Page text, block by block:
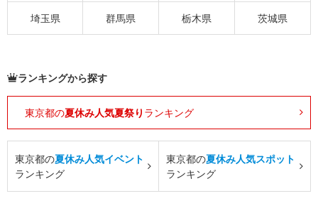
埼玉県 群馬県 栃木県 茨城県
ランキングから探す
東京都の夏休み人気夏祭り ランキング
東京都の夏休み人気イベント
ランキング
東京都の夏休み人気スポット
ランキング